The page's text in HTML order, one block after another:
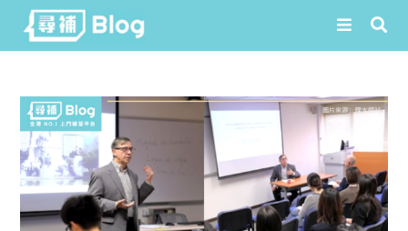
content